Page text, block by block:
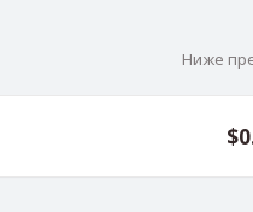
Ниже